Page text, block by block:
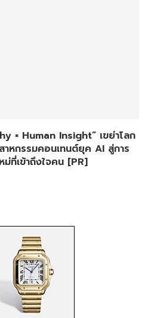
× Human Insight” เขย่าโลก
หกรรมคอนเทนต์ยุค AI สู่การ
ที่เข้าถึงใจคน [PR]